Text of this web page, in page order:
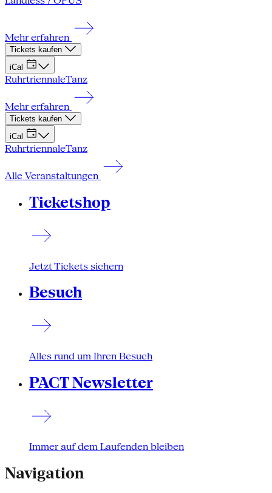
Mehr erfahren
Tickets kaufen
iCal
RuhrtriennaleTanz
Mehr erfahren
Tickets kaufen
iCal
RuhrtriennaleTanz
Alle Veranstaltungen
Ticketshop
Jetzt Tickets sichern
Besuch
Alles rund um Ihren Besuch
PACT Newsletter
Immer auf dem Laufenden bleiben
Navigation